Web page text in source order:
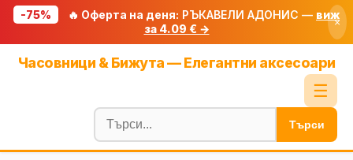
-75% 🔥 Оферта на деня: РЪКАВЕЛИ АДОНИС — виж
за 4.09 € →
×
Часовници & Бижута — Елегантни аксесоари
☰
Блог
🧮 Калкулатори
Търси